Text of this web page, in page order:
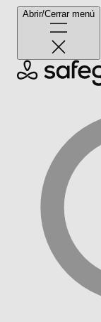
Abrir/Cerrar menú